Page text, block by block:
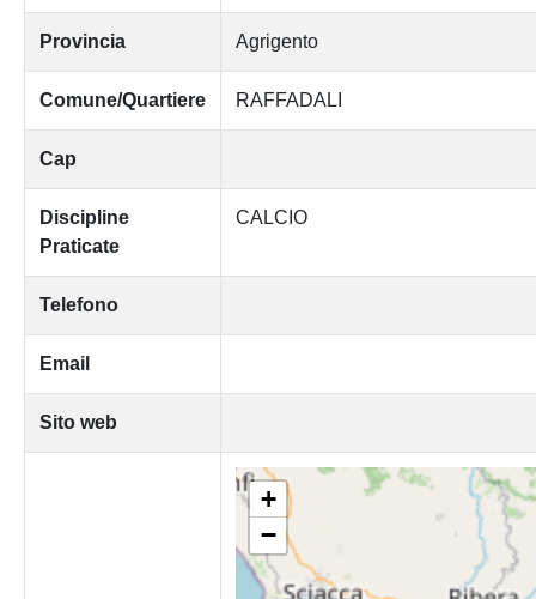
Provincia Agrigento
Comune/Quartiere RAFFADALI
Cap
Discipline
Praticate
CALCIO
Telefono
Email
Sito web
+
−